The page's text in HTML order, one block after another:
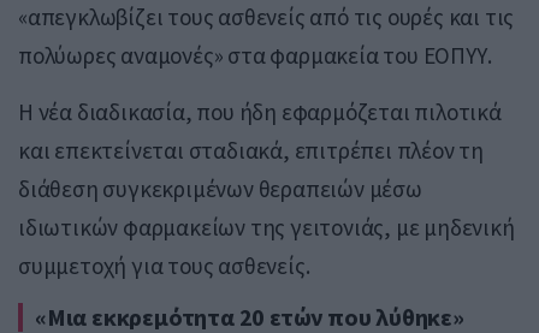
«απεγκλωβίζει τους ασθενείς από τις ουρές και τις
πολύωρες αναμονές» στα φαρμακεία του ΕΟΠΥΥ.
Η νέα διαδικασία, που ήδη εφαρμόζεται πιλοτικά
και επεκτείνεται σταδιακά, επιτρέπει πλέον τη
διάθεση συγκεκριμένων θεραπειών μέσω
ιδιωτικών φαρμακείων της γειτονιάς, με μηδενική
συμμετοχή για τους ασθενείς.
«Μια εκκρεμότητα 20 ετών που λύθηκε»